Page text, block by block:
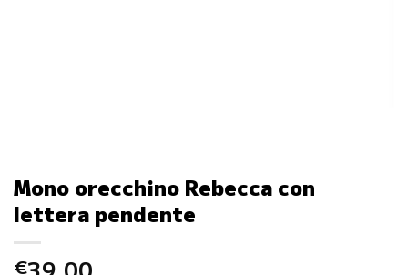
Mono orecchino Rebecca con
lettera pendente
€